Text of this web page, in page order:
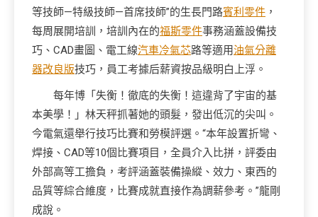
等技師—特級技師—首席技師”的生長門路賓利零件 ，
每周展開培訓，培訓內在的福斯零件事務涵蓋設備技
巧、CAD畫圖、電工線汽車冷氣芯路等適用油氣分離
器改良版技巧，員工考據后薪資按品級明白上浮。
每年博「失衡！徹底的失衡！這違背了宇宙的基
本美學！」林天秤抓著她的頭髮，發出低沉的尖叫。
今電氣還舉行技巧比賽和勞模評選。“本年設置折彎、
焊接、CAD等10個比賽項目，全員介入比拼，評委由
外部高等工擔負，考評涵蓋裝備操縱、效力、東西的
品質等綜合維度，比賽成就直接作為調薪參考。”龍剛
成說。